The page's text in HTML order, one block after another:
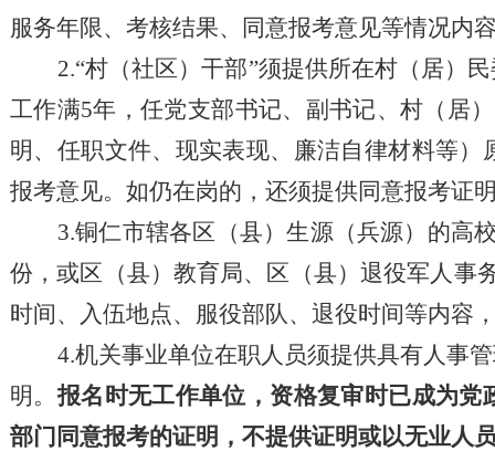
服务年限、考核结果、 同意报考意见等情况内
2.“村（社区）干部”须提供所在村（居）
工作满5年，任党支部书记、副书记、村（居
明、任职文件、现实表现、廉洁自律材料等
报考意见。 如仍在岗的， 还须提供同意报考证
3.铜仁市辖各区（县）生源（兵源） 的高
份，或区（县）教育局、区（县）退役军人事
时间、入伍地点、服役部队、退役时间等内容
4.机关事业单位在职人员须提供具有人事
明。报名时无工作单位，资格复审时已成为
部门同意报考的证明，不提供证明或以无业人